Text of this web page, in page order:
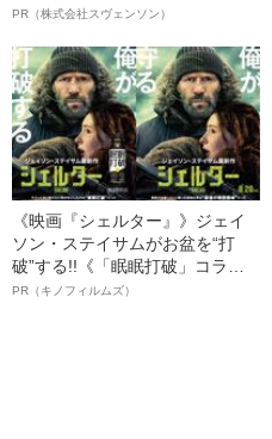
オイ”や“ベタつき”を解消す
ト”が生み出した徹底ケアとは
PR（株式会社スヴェンソン）
《映画『シェルター』》ジェイ
ソン・ステイサムがお盆を“打
破”する!!《「眠眠打破」コラ
ボ》
PR（キノフィルムズ）